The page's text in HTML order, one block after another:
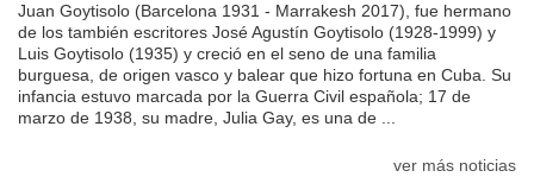
Juan Goytisolo (Barcelona 1931 - Marrakesh 2017), fue hermano
de los también escritores José Agustín Goytisolo (1928-1999) y
Luis Goytisolo (1935) y creció en el seno de una familia
burguesa, de origen vasco y balear que hizo fortuna en Cuba. Su
infancia estuvo marcada por la Guerra Civil española; 17 de
marzo de 1938, su madre, Julia Gay, es una de ...
ver más noticias